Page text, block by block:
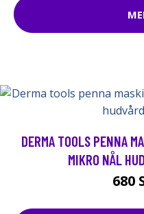
DERMA TOOLS PENNA
MIKRO NÅL
680